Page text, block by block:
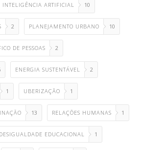
INTELIGÊNCIA ARTIFICIAL 10
2 PLANEJAMENTO URBANO 10
DE PESSOAS 2
ENERGIA SUSTENTÁVEL 2
1 UBERIZAÇÃO 1
13 RELAÇÕES HUMANAS 1
DESIGUALDADE EDUCACIONAL 1